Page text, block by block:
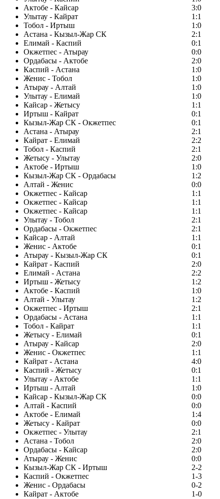
Актобе - Кайсар
3:0
Улытау - Кайрат
1:1
Тобол - Иртыш
1:0
Астана - Кызыл-Жар СК
2:1
Елимай - Каспий
0:1
Окжетпес - Атырау
0:0
Ордабасы - Актобе
2:0
Каспий - Астана
1:0
Женис - Тобол
1:0
Атырау - Алтай
1:0
Улытау - Елимай
1:0
Кайсар - Жетысу
1:1
Иртыш - Кайрат
0:1
Кызыл-Жар СК - Окжетпес
0:1
Астана - Атырау
2:1
Кайрат - Елимай
2:2
Тобол - Каспий
2:1
Жетысу - Улытау
2:0
Актобе - Иртыш
1:0
Кызыл-Жар СК - Ордабасы
1:2
Алтай - Женис
0:0
Окжетпес - Кайсар
1:1
Окжетпес - Кайсар
1:1
Окжетпес - Кайсар
1:1
Улытау - Тобол
2:1
Ордабасы - Окжетпес
2:1
Кайсар - Алтай
1:1
Женис - Актобе
0:1
Атырау - Кызыл-Жар СК
0:1
Кайрат - Каспий
2:0
Елимай - Астана
2:2
Иртыш - Жетысу
1:2
Актобе - Каспий
1:0
Алтай - Улытау
1:2
Окжетпес - Иртыш
2:1
Ордабасы - Астана
1:1
Тобол - Кайрат
1:1
Жетысу - Елимай
0:1
Атырау - Кайсар
2:0
Женис - Окжетпес
1:1
Кайрат - Астана
4:0
Каспий - Жетысу
0:1
Улытау - Актобе
1:1
Иртыш - Алтай
1:0
Кайсар - Кызыл-Жар СК
0:0
Алтай - Каспий
0:0
Актобе - Елимай
1:4
Жетысу - Кайрат
0:0
Окжетпес - Улытау
2:1
Астана - Тобол
2:0
Ордабасы - Кайсар
2:0
Атырау - Женис
0:0
Кызыл-Жар СК - Иртыш
2-2
Каспий - Окжетпес
1-3
Женис - Ордабасы
0-2
Кайрат - Актобе
1-0